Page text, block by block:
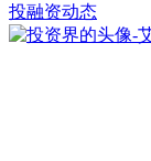
投融资动态